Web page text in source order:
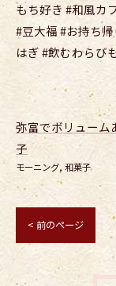
もち好き #和風カ
#豆大福 #お持ち
はぎ #飲むわらび
弥富でボリューム
子
モーニング 和菓子
< 前のページ